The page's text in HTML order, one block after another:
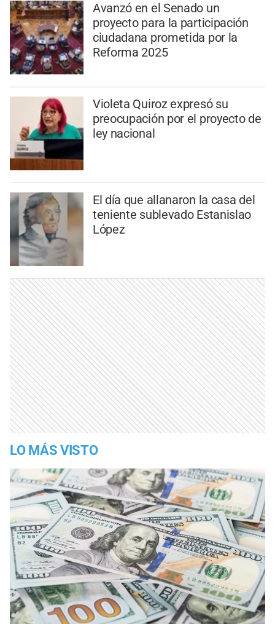
Avanzó en el Senado un
proyecto para la participación
ciudadana prometida por la
Reforma 2025
Violeta Quiroz expresó su
preocupación por el proyecto de
ley nacional
El día que allanaron la casa del
teniente sublevado Estanislao
López
LO MÁS VISTO